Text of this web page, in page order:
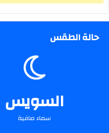
حالة الطقس
السويس
سماء صافية